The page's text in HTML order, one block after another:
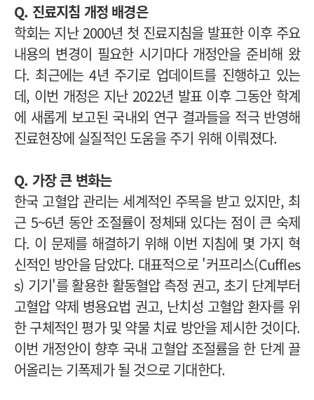
Q. 진료지침 개정 배경은
학회는 지난 2000년 첫 진료지침을 발표한 이후 주요
내용의 변경이 필요한 시기마다 개정안을 준비해 왔
다. 최근에는 4년 주기로 업데이트를 진행하고 있는
데, 이번 개정은 지난 2022년 발표 이후 그동안 학계
에 새롭게 보고된 국내외 연구 결과들을 적극 반영해
진료현장에 실질적인 도움을 주기 위해 이뤄졌다.
Q. 가장 큰 변화는
한국 고혈압 관리는 세계적인 주목을 받고 있지만, 최
근 5~6년 동안 조절률이 정체돼 있다는 점이 큰 숙제
다. 이 문제를 해결하기 위해 이번 지침에 몇 가지 혁
신적인 방안을 담았다. 대표적으로 '커프리스(Cuffles
s) 기기'를 활용한 활동혈압 측정 권고, 초기 단계부터
고혈압 약제 병용요법 권고, 난치성 고혈압 환자를 위
한 구체적인 평가 및 약물 치료 방안을 제시한 것이다.
이번 개정안이 향후 국내 고혈압 조절률을 한 단계 끌
어올리는 기폭제가 될 것으로 기대한다.